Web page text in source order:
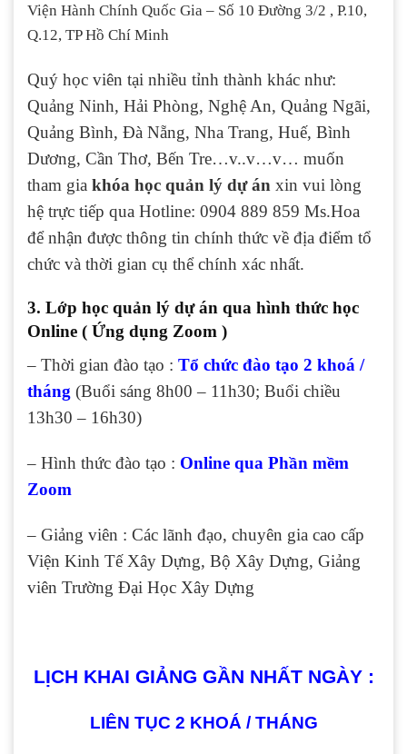
Viện Hành Chính Quốc Gia – Số 10 Đường 3/2 , P.10,
Q.12, TP Hồ Chí Minh
Quý học viên tại nhiều tỉnh thành khác như:
Quảng Ninh, Hải Phòng, Nghệ An, Quảng Ngãi,
Quảng Bình, Đà Nẵng, Nha Trang, Huế, Bình
Dương, Cần Thơ, Bến Tre…v..v…v… muốn
tham gia khóa học quản lý dự án xin vui lòng
hệ trực tiếp qua Hotline: 0904 889 859 Ms.Hoa
để nhận được thông tin chính thức về địa điểm tổ
chức và thời gian cụ thể chính xác nhất.
3. Lớp học quản lý dự án qua hình thức học
Online ( Ứng dụng Zoom )
– Thời gian đào tạo : Tổ chức đào tạo 2 khoá /
tháng (Buổi sáng 8h00 – 11h30; Buổi chiều
13h30 – 16h30)
– Hình thức đào tạo : Online qua Phần mềm
Zoom
– Giảng viên : Các lãnh đạo, chuyên gia cao cấp
Viện Kinh Tế Xây Dựng, Bộ Xây Dựng, Giảng
viên Trường Đại Học Xây Dựng
LỊCH KHAI GIẢNG GẦN NHẤT NGÀY :
LIÊN TỤC 2 KHOÁ / THÁNG